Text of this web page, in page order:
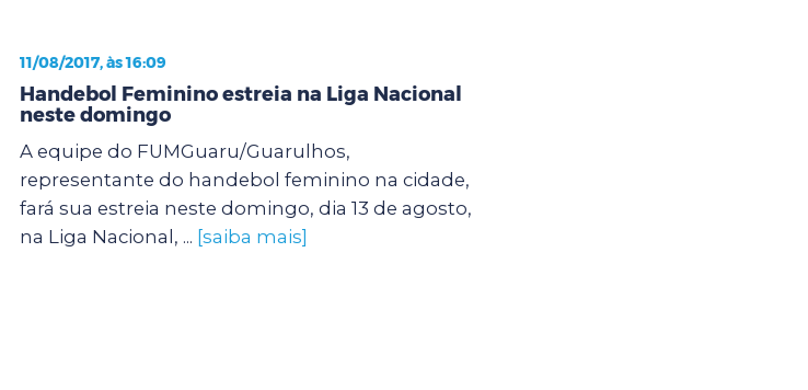
11/08/2017, às 16:09
Handebol Feminino estreia na Liga Nacional
neste domingo
A equipe do FUMGuaru/Guarulhos,
representante do handebol feminino na cidade,
fará sua estreia neste domingo, dia 13 de agosto,
na Liga Nacional, ... [saiba mais]